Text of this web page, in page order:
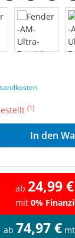
(1)
Gib den
In den
ab 24,99 €
mit 0%
ab 74,97 €